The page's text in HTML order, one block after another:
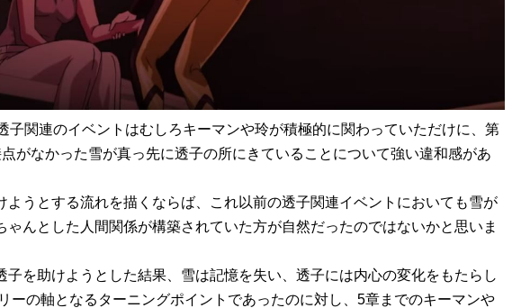
子関連のイベントはむしろキーマンや玲が積極的に関わっていただけに、第
がなかった雪が真っ先に透子の所にきていることについて強い違和感があ
ようとする流れを描くならば、これ以前の透子関連イベントにおいても雪が
ゃんとした人間関係が構築されていた方が自然だったのではないかと思いま
子を助けようとした結果、雪は記憶を失い、透子には内心の変化をもたらし
ーの軸となるターニングポイントであったのに対し、5章までのキーマンや